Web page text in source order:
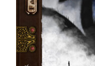
DSA –